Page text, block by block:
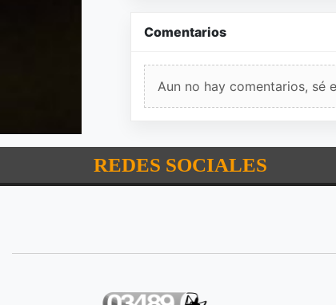
Comentarios
Aun no hay comentarios, sé
REDES SOCIALES